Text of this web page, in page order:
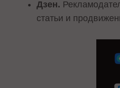
Дзен.
статьи и